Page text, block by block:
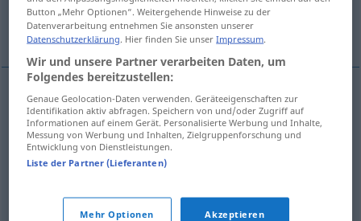
boundedness
limitedness BeschränktheitBegrenztheit
restrictedness Beschränktheit
slow-wittedness Beschränktheit geistige
Button „Mehr Optionen“. Weitergehende Hinweise zu der
Datenverarbeitung entnehmen Sie ansonsten unserer
Datenschutzerklärung. Hier finden Sie unserImpressum.
Wir und unsere Partner verarbeiten Daten, um
Folgendes bereitzustellen:
Genaue Geolocation-Daten verwenden. Geräteeigenschaften zur
Identifikation aktiv abfragen. Speichern von und/oder Zugriff auf
Informationen auf einem Gerät. Personalisierte Werbung und Inhalte,
Messung von Werbung und Inhalten, Zielgruppenforschung und
Entwicklung von Dienstleistungen.
Liste der Partner (Lieferanten)
Mehr Optionen Akzeptieren